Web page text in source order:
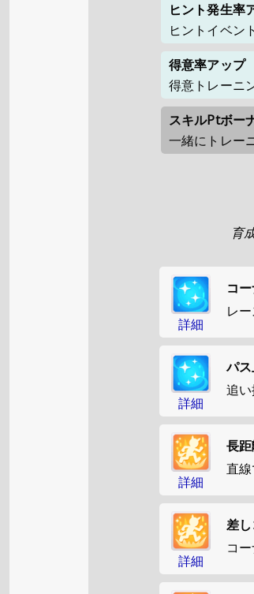
ヒント発生率
ヒントイベン
得意率アップ
得意トレーニ
スキルPtボー
一緒にトレー
育
詳細
コ
レ
詳細
パ
追
詳細
長
直
詳細
差
コ